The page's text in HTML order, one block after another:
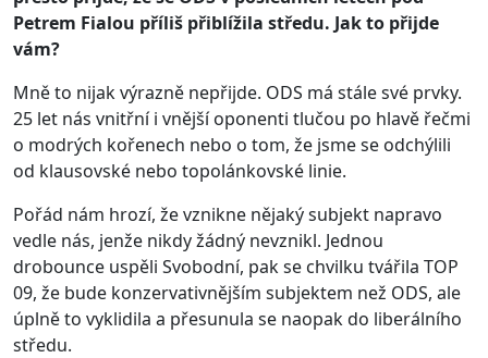
Petrem Fialou příliš přiblížila středu. Jak to přijde
vám?
Mně to nijak výrazně nepřijde. ODS má stále své prvky.
25 let nás vnitřní i vnější oponenti tlučou po hlavě řečmi
o modrých kořenech nebo o tom, že jsme se odchýlili
od klausovské nebo topolánkovské linie.
Pořád nám hrozí, že vznikne nějaký subjekt napravo
vedle nás, jenže nikdy žádný nevznikl. Jednou
drobounce uspěli Svobodní, pak se chvilku tvářila TOP
09, že bude konzervativnějším subjektem než ODS, ale
úplně to vyklidila a přesunula se naopak do liberálního
středu.